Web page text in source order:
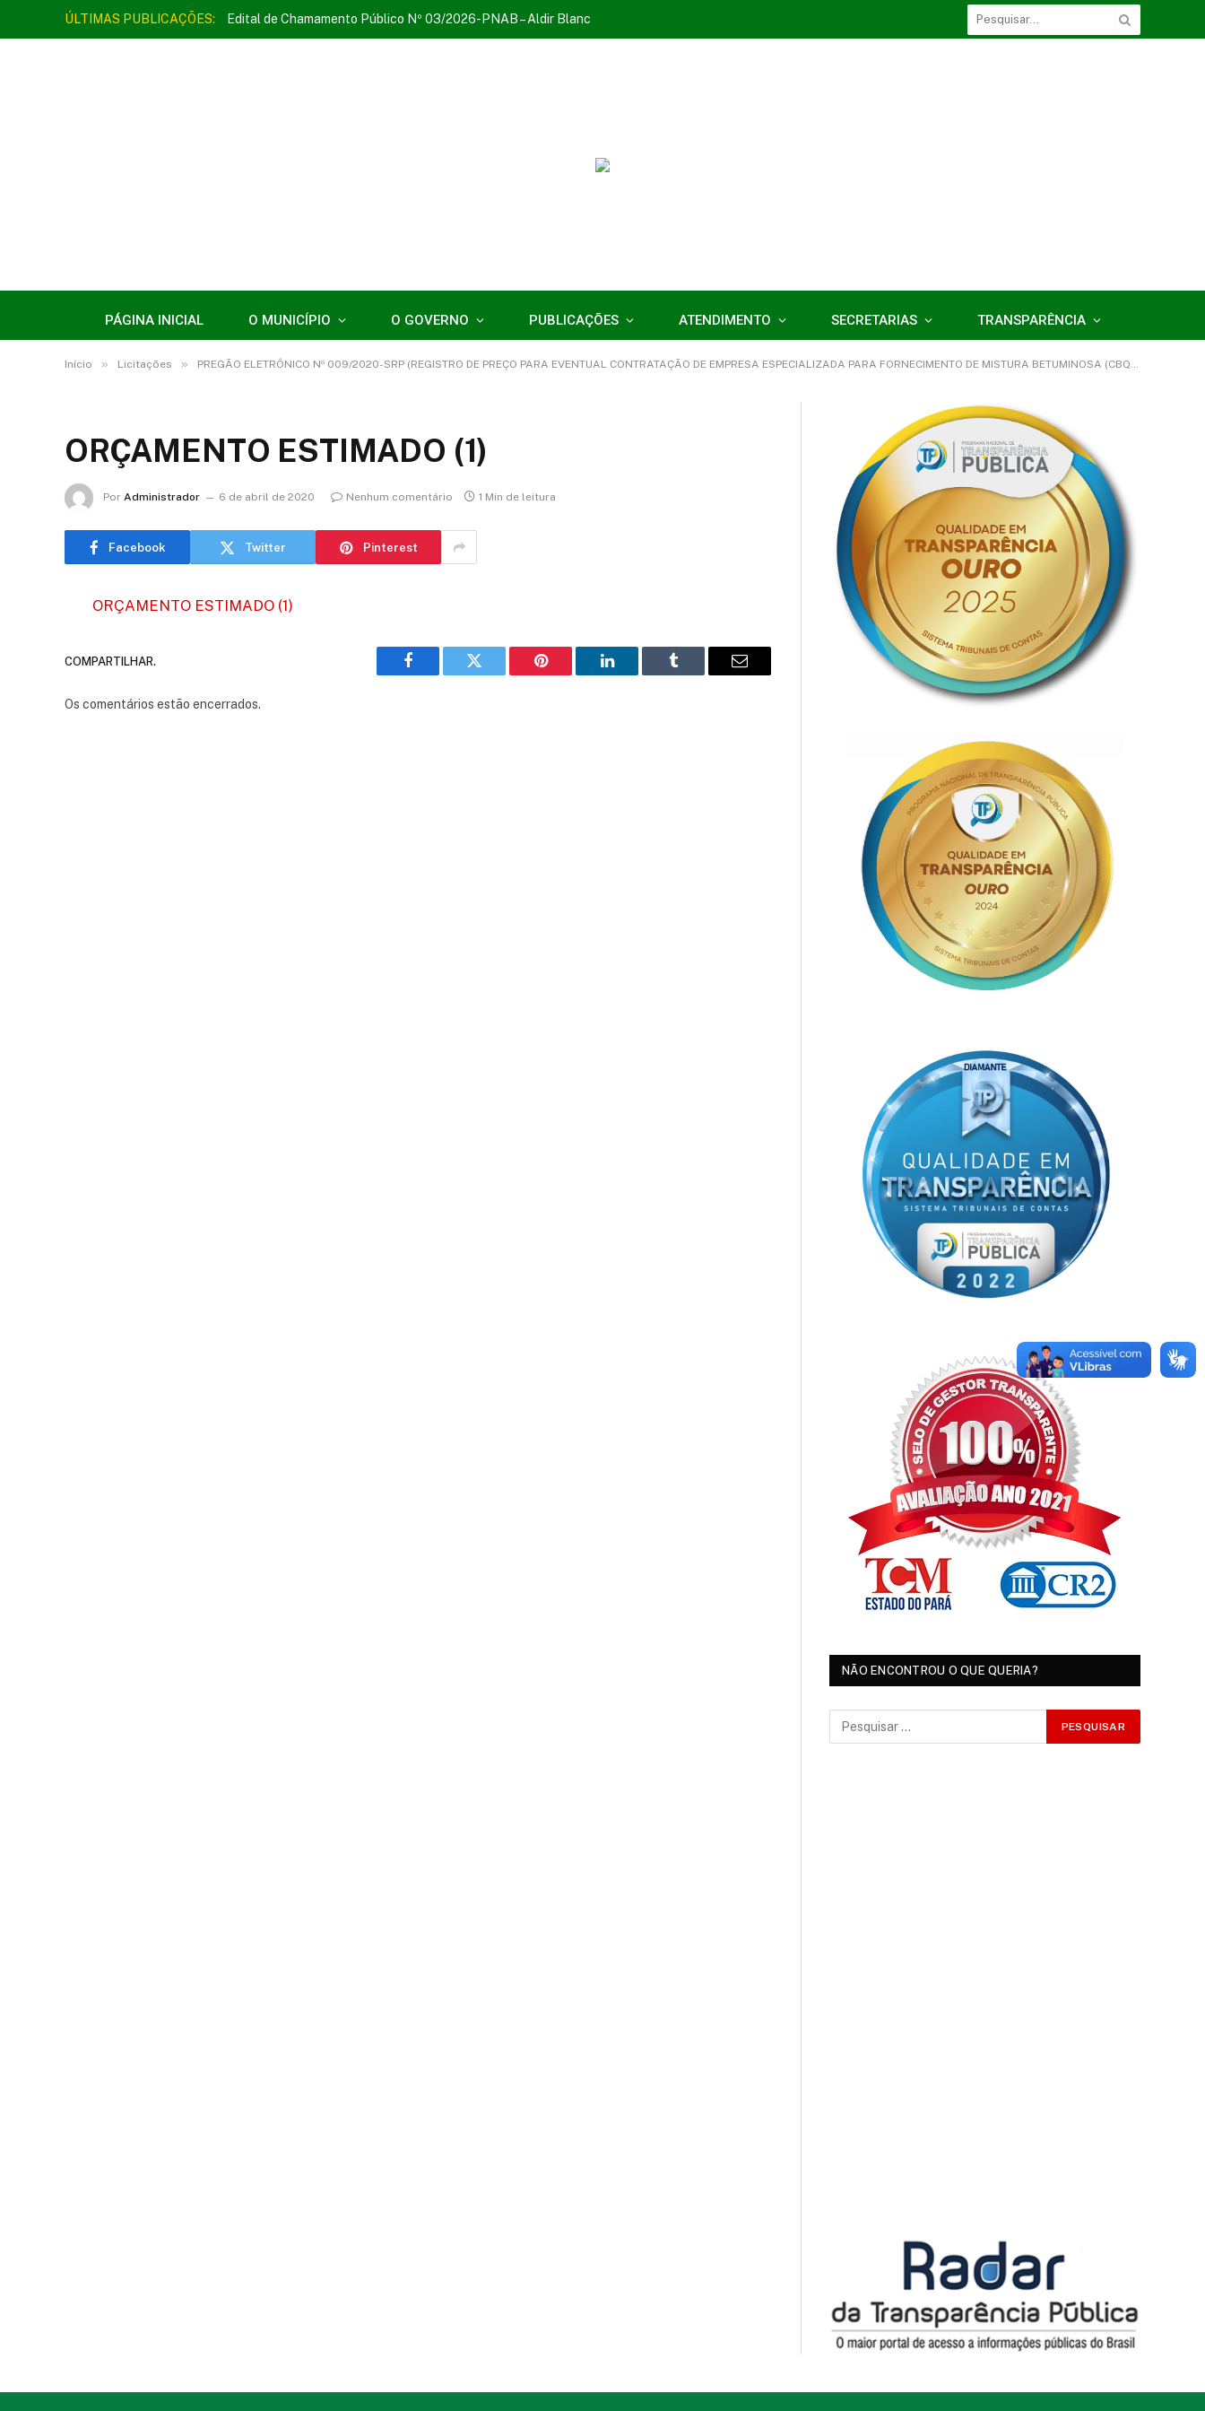
ÚLTIMAS PUBLICAÇÕES: Edital de Chamamento Público Nº 03/2026-PNAB – Aldir Blanc
PÁGINA INICIAL O MUNICÍPIO O GOVERNO PUBLICAÇÕES ATENDIMENTO SECRETARIAS TRANSPARÊNCIA
Início » Licitações » PREGÃO ELETRÔNICO Nº 009/2020-SRP (REGISTRO DE PREÇO PARA EVENTUAL CONTRATAÇÃO DE EMPRESA ESPECIALIZADA PARA FORNECIMENTO DE MISTURA BETUMINOSA (CBQU E EMULSÃO ASFÁLTICA))
ORÇAMENTO ESTIMADO (1)
Por Administrador 6 de abril de 2020 Nenhum comentário 1 Min de leitura
Facebook Twitter Pinterest
ORÇAMENTO ESTIMADO (1)
COMPARTILHAR.
Facebook Twitter Pinterest LinkedIn Tumblr
E-
Os comentários estão encerrados.
NÃO ENCONTROU O QUE QUERIA?